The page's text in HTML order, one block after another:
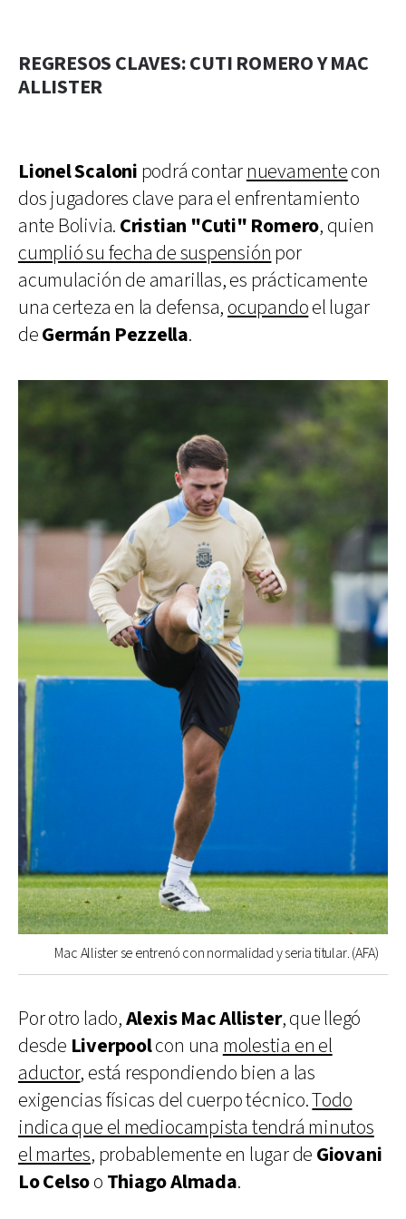
REGRESOS CLAVES: CUTI ROMERO Y MAC
ALLISTER
Lionel Scaloni podrá contarnuevamentecon
dos jugadores clave para el enfrentamiento
ante Bolivia. Cristian "Cuti" Romero, quien
cumplió su fecha de suspensión por
acumulación de amarillas, es prácticamente
una certeza en la defensa, ocupandoel lugar
deGermán Pezzella.
Mac Allister se entrenó con normalidad y seria titular. (AFA)
Por otro lado,Alexis Mac Allister, que llegó
desde Liverpoolcon una molestia en el
aductor, está respondiendo bien a las
exigencias físicas del cuerpo técnico.Todo
indica que el mediocampista tendrá minutos
el martes, probablemente en lugar de Giovani
Lo Celsoo Thiago Almada.